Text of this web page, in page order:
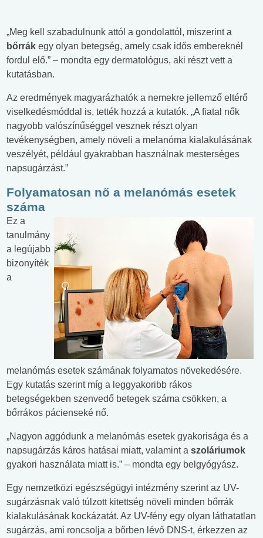
„Meg kell szabadulnunk attól a gondolattól, miszerint a
bőrrák egy olyan betegség, amely csak idős embereknél
fordul elő.” – mondta egy dermatológus, aki részt vett a
kutatásban.
Az eredmények magyarázhatók a nemekre jellemző eltérő
viselkedésmóddal is, tették hozzá a kutatók. „A fiatal nők
nagyobb valószínűséggel vesznek részt olyan
tevékenységben, amely növeli a melanóma kialakulásának
veszélyét, például gyakrabban használnak mesterséges
napsugárzást.”
Folyamatosan nő a melanómás esetek
száma
Ez a
tanulmány
a legújabb
bizonyíték
a
melanómás esetek számának folyamatos növekedésére.
Egy kutatás szerint míg a leggyakoribb rákos
betegségekben szenvedő betegek száma csökken, a
bőrrákos pácienseké nő.
„Nagyon aggódunk a melanómás esetek gyakorisága és a
napsugárzás káros hatásai miatt, valamint a szoláriumok
gyakori használata miatt is.” – mondta egy belgyógyász.
Egy nemzetközi egészségügyi intézmény szerint az UV-
sugárzásnak való túlzott kitettség növeli minden bőrrák
kialakulásának kockázatát. Az UV-fény egy olyan láthatatlan
sugárzás, ami roncsolja a bőrben lévő DNS-t, érkezzen az